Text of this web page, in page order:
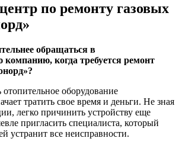
по ремонту газовых
обращаться в
компанию, когда требуется ремонт
оборудование
тратить свое время и деньги. Не зная
легко причинить устройству еще
пригласить специалиста, который
устранит все неисправности.